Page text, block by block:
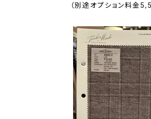
（別途オプション料金